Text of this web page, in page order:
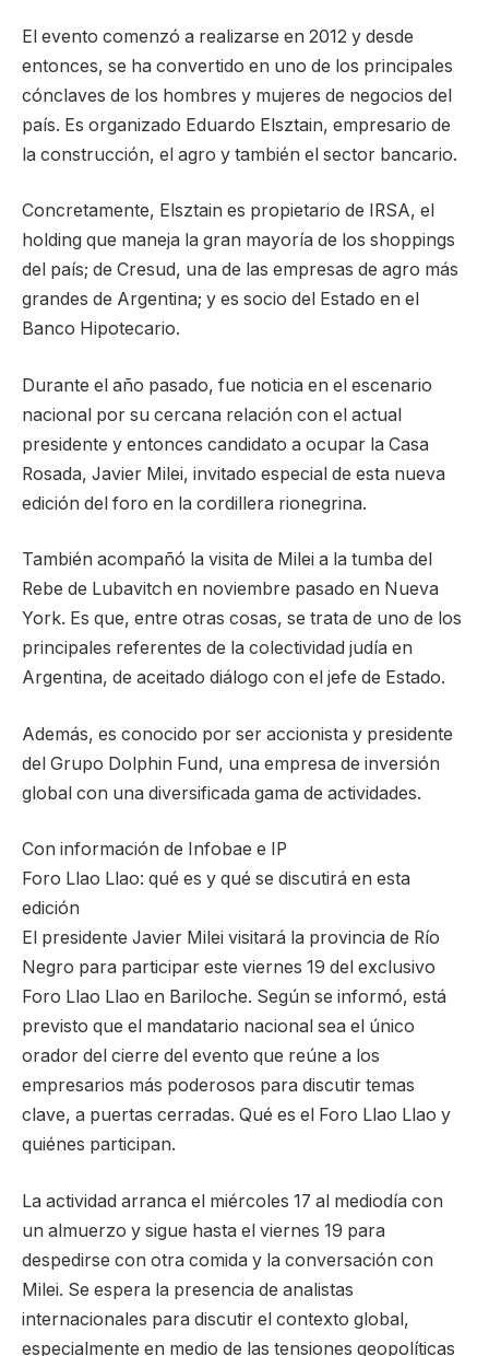
El evento comenzó a realizarse en 2012 y desde
entonces, se ha convertido en uno de los principales
cónclaves de los hombres y mujeres de negocios del
país. Es organizado Eduardo Elsztain, empresario de
la construcción, el agro y también el sector bancario.
Concretamente, Elsztain es propietario de IRSA, el
holding que maneja la gran mayoría de los shoppings
del país; de Cresud, una de las empresas de agro más
grandes de Argentina; y es socio del Estado en el
Banco Hipotecario.
Durante el año pasado, fue noticia en el escenario
nacional por su cercana relación con el actual
presidente y entonces candidato a ocupar la Casa
Rosada, Javier Milei, invitado especial de esta nueva
edición del foro en la cordillera rionegrina.
También acompañó la visita de Milei a la tumba del
Rebe de Lubavitch en noviembre pasado en Nueva
York. Es que, entre otras cosas, se trata de uno de los
principales referentes de la colectividad judía en
Argentina, de aceitado diálogo con el jefe de Estado.
Además, es conocido por ser accionista y presidente
del Grupo Dolphin Fund, una empresa de inversión
global con una diversificada gama de actividades.
Con información de Infobae e IP
Foro Llao Llao: qué es y qué se discutirá en esta
edición
El presidente Javier Milei visitará la provincia de Río
Negro para participar este viernes 19 del exclusivo
Foro Llao Llao en Bariloche. Según se informó, está
previsto que el mandatario nacional sea el único
orador del cierre del evento que reúne a los
empresarios más poderosos para discutir temas
clave, a puertas cerradas. Qué es el Foro Llao Llao y
quiénes participan.
La actividad arranca el miércoles 17 al mediodía con
un almuerzo y sigue hasta el viernes 19 para
despedirse con otra comida y la conversación con
Milei. Se espera la presencia de analistas
internacionales para discutir el contexto global,
especialmente en medio de las tensiones geopolíticas